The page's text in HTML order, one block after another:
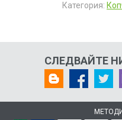
Категория:
СЛЕДВАЙТЕ